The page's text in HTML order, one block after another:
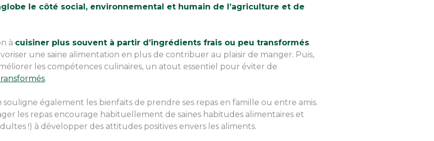
le côté social, environnemental et humain de l’agriculture et de
à cuisiner plus souvent à partir d’ingrédients frais ou peu transformés.
une saine alimentation en plus de contribuer au plaisir de manger. Puis,
les compétences culinaires, un atout essentiel pour éviter de
.
souligne également les bienfaits de prendre ses repas en famille ou entre amis.
les repas encourage habituellement de saines habitudes alimentaires et
!) à développer des attitudes positives envers les aliments.